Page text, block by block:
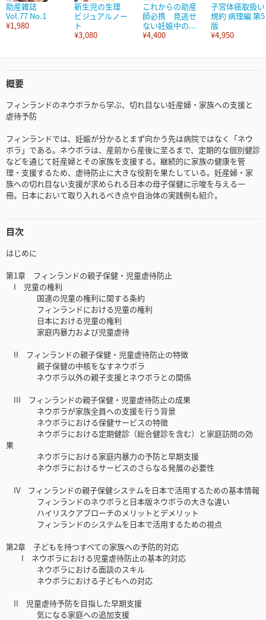
助産雑誌
Vol.77 No.1
¥1,980
新生児の生理
ビジュアルノー
ト
¥3,080
これからの助産
師必携 見逃せ
ない妊娠中の...
¥4,400
子宮体癌取扱い
規約 病理編 第5
版
¥4,950
概要
フィンランドのネウボラから学ぶ、切れ目ない妊産婦・家族への支援と
虐待予防
フィンランドでは、妊娠が分かるとまず向かう先は病院ではなく「ネウ
ボラ」である。ネウボラは、産前から産後に至るまで、定期的な個別健診
などを通じて妊産婦とその家族を支援する。継続的に家族の健康を管
理・支援するため、虐待防止に大きな役割を果たしている。妊産婦・家
族への切れ目ない支援が求められる日本の母子保健に示唆を与える一
冊。日本において取り入れるべき点や自治体の実践例も紹介。
目次
はじめに
第1章 フィンランドの親子保健・児童虐待防止
I 児童の権利
国連の児童の権利に関する条約
フィンランドにおける児童の権利
日本における児童の権利
家庭内暴力および児童虐待
II フィンランドの親子保健・児童虐待防止の特徴
親子保健の中核をなすネウボラ
ネウボラ以外の親子支援とネウボラとの関係
III フィンランドの親子保健・児童虐待防止の成果
ネウボラが家族全員への支援を行う背景
ネウボラにおける保健サービスの特徴
ネウボラにおける定期健診（総合健診を含む）と家庭訪問の効
果
ネウボラにおける家庭内暴力の予防と早期支援
ネウボラにおけるサービスのさらなる発展の必要性
IV フィンランドの親子保健システムを日本で活用するための基本情報
フィンランドのネウボラと日本版ネウボラの大きな違い
ハイリスクアプローチのメリットとデメリット
フィンランドのシステムを日本で活用するための視点
第2章 子どもを持つすべての家族への予防的対応
I ネウボラにおける児童虐待防止の基本的対応
ネウボラにおける面談のスキル
ネウボラにおける子どもへの対応
II 児童虐待予防を目指した早期支援
気になる家庭への追加支援